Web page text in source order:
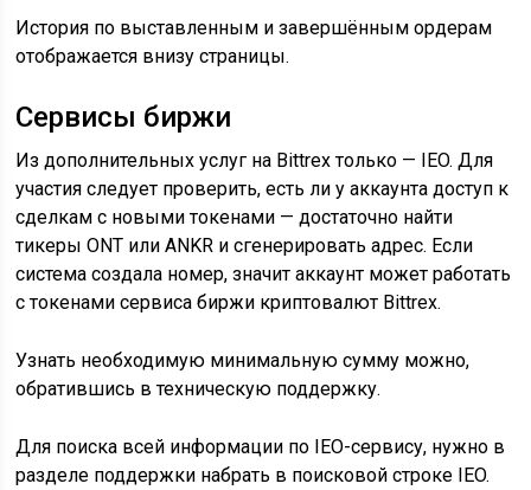
История по выставленным и завершённым ордерам
отображается внизу страницы.
Сервисы биржи
Из дополнительных услуг на Bittrex только — IEO. Для
участия следует проверить, есть ли у аккаунта доступ к
сделкам с новыми токенами — достаточно найти
тикеры ONT или ANKR и сгенерировать адрес. Если
система создала номер, значит аккаунт может работать
с токенами сервиса биржи криптовалют Bittrex.
Узнать необходимую минимальную сумму можно,
обратившись в техническую поддержку.
Для поиска всей информации по IEO-сервису, нужно в
разделе поддержки набрать в поисковой строке IEO.